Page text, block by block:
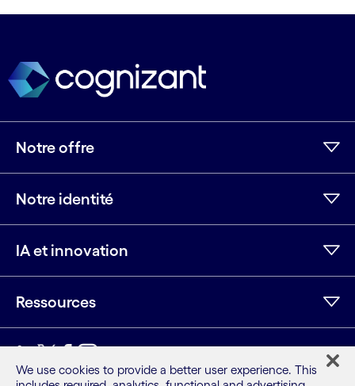
Notre offre
Notre identité
IA et innovation
Ressources
LinkedIn
Twitter
Facebook
Instagram
Youtube
We use cookies to provide a better user experience. This